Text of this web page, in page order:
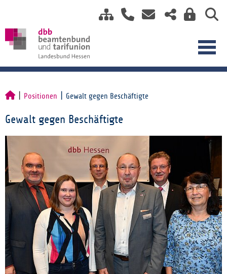
Positionen Gewalt gegen Beschäftigte
Gewalt gegen Beschäftigte